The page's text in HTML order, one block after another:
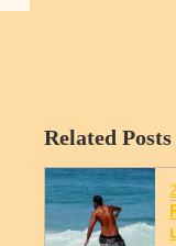
Related Posts